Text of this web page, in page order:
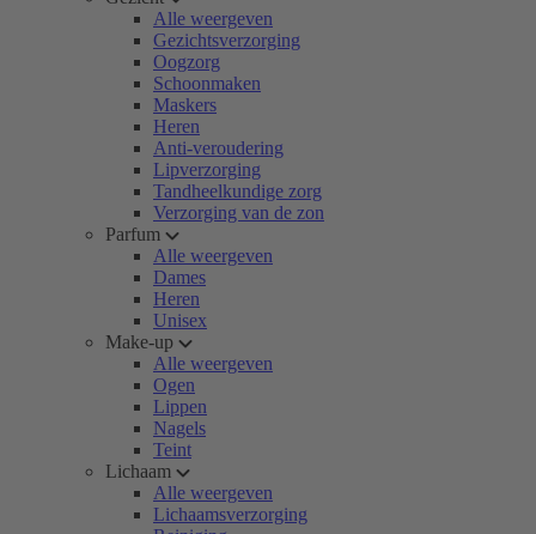
Alle weergeven
Gezichtsverzorging
Oogzorg
Schoonmaken
Maskers
Heren
Anti-veroudering
Lipverzorging
Tandheelkundige zorg
Verzorging van de zon
Parfum
Alle weergeven
Dames
Heren
Unisex
Make-up
Alle weergeven
Ogen
Lippen
Nagels
Teint
Lichaam
Alle weergeven
Lichaamsverzorging